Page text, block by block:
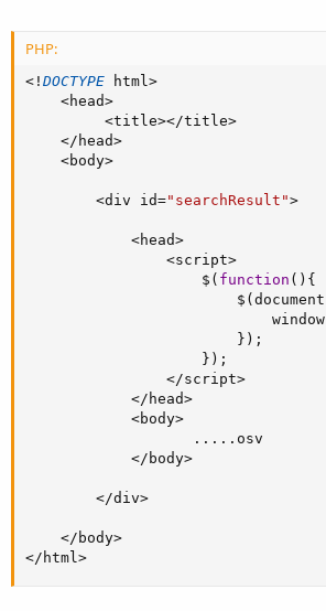
PHP:
< ! DOCTYPE html>
<head>
<title></title>
</ head>
<body>
<div id="searchResult">
<head>
<script>
                    $
( function ( ) {
                        $
( document
                            window
} ) ;
} ) ;
</script>
</ head>
<body>
. . . . . osv
</ body>
</div>
</ body>
</ html>